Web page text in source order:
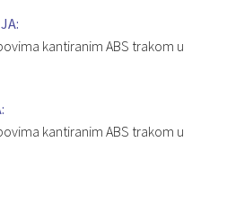
kantiranim ABS trakom u
kantiranim ABS trakom u